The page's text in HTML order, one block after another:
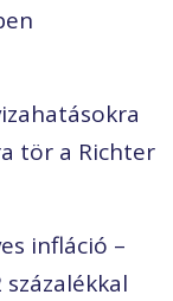
tör a Richter
infláció –
százalékkal